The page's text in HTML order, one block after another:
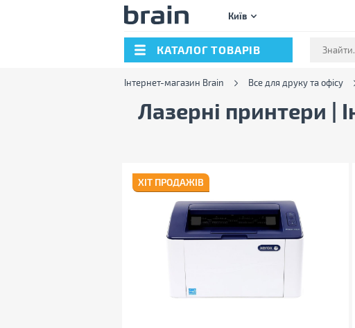
Київ
КАТАЛОГ ТОВАРІВ
Інтернет-магазин Brain Все для друку та офісу
Лазерні принтери |
ХІТ ПРОДАЖІВ